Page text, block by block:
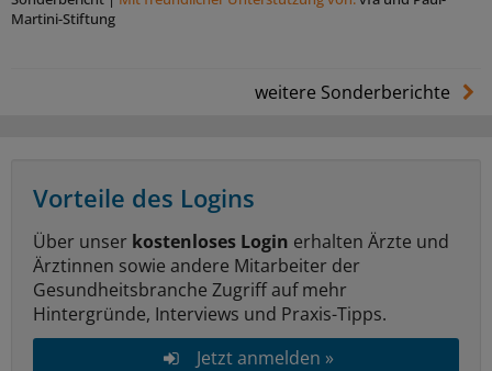
Martini-Stiftung
weitere Sonderberichte
Vorteile des Logins
Über unser kostenloses Login erhalten Ärzte und
Ärztinnen sowie andere Mitarbeiter der
Gesundheitsbranche Zugriff auf mehr
Hintergründe, Interviews und Praxis-Tipps.
Jetzt anmelden »